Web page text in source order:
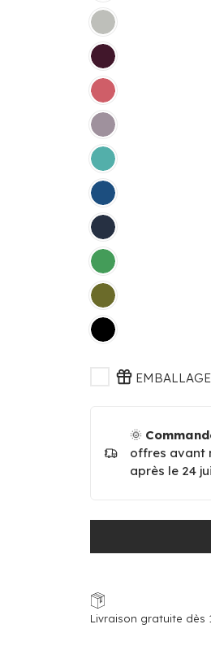
🌞
offres avant
après le 24
Livraison gratuite dès